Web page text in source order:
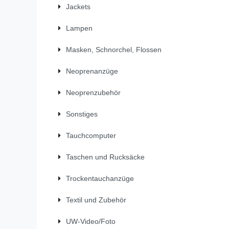
Jackets
Lampen
Masken, Schnorchel, Flossen
Neoprenanzüge
Neoprenzubehör
Sonstiges
Tauchcomputer
Taschen und Rucksäcke
Trockentauchanzüge
Textil und Zubehör
UW-Video/Foto